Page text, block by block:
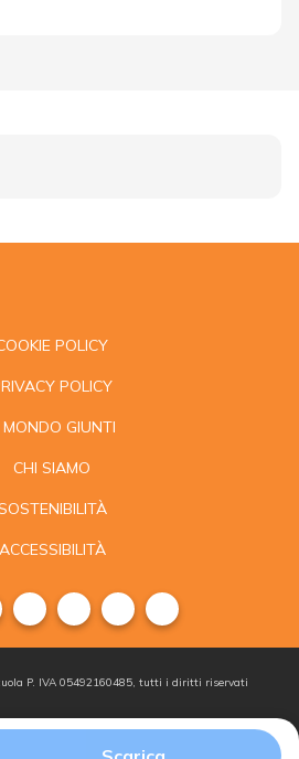
POLICY
POLICY
MONDO GIUNTI
CHI SIAMO
ACCESSIBILITÀ
P. IVA 05492160485, tutti i diritti riservati
Gestisci i
Iscriviti alla